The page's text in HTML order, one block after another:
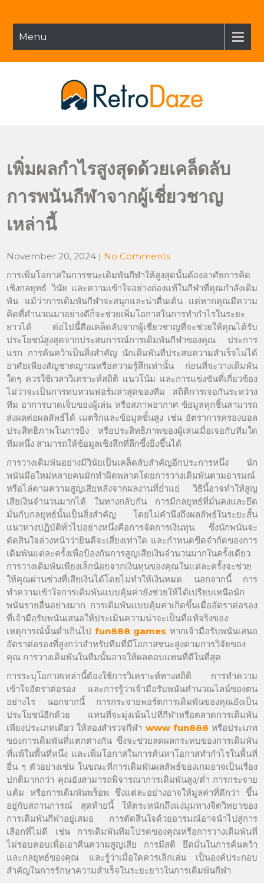
contentMenu
เพิ่มผลกำไรสูงสุดด้วยเคล็ดลับ
การพนันกีฬาจากผู้เชี่ยวชาญ
เหล่านี้
November 20, 2024 | No Comments
การเพิ่มโอกาสในการชนะเดิมพันกีฬาให้สูงสุดนั้นต้องอาศัยการคิด
เชิงกลยุทธ์ วินัย และความเข้าใจอย่างถ่องแท้ในกีฬาที่คุณกำลังเดิม
พัน แม้ว่าการเดิมพันกีฬาจะสนุกและน่าตื่นเต้น แต่หากคุณมีความ
คิดที่คำนวณมาอย่างดีก็จะช่วยเพิ่มโอกาสในการทำกำไรในระยะ
ยาวได้ ต่อไปนี้คือเคล็ดลับจากผู้เชี่ยวชาญที่จะช่วยให้คุณได้รับ
ประโยชน์สูงสุดจากประสบการณ์การเดิมพันกีฬาของคุณ ประการ
แรก การค้นคว้าเป็นสิ่งสำคัญ นักเดิมพันที่ประสบความสำเร็จไม่ได้
อาศัยเพียงสัญชาตญาณหรือความรู้สึกเท่านั้น ก่อนที่จะวางเดิมพัน
ใดๆ ควรใช้เวลาวิเคราะห์สถิติ แนวโน้ม และการแข่งขันที่เกี่ยวข้อง
ไม่ว่าจะเป็นการทบทวนฟอร์มล่าสุดของทีม สถิติการเจอกันระหว่าง
ทีม อาการบาดเจ็บของผู้เล่น หรือสภาพอากาศ ข้อมูลทุกชิ้นสามารถ
ส่งผลต่อผลลัพธ์ได้ เมตริกและข้อมูลขั้นสูง เช่น อัตราการครองบอล
ประสิทธิภาพในการยิง หรือประสิทธิภาพของผู้เล่นเมื่อเจอกับทีมใด
ทีมหนึ่ง สามารถให้ข้อมูลเชิงลึกที่ลึกซึ้งยิ่งขึ้นได้
การวางเดิมพันอย่างมีวินัยเป็นเคล็ดลับสำคัญอีกประการหนึ่ง นัก
พนันมือใหม่หลายคนมักทำผิดพลาดโดยการวางเดิมพันตามอารมณ์
หรือไล่ตามความสูญเสียหลังจากผลงานที่ย่ำแย่ วิธีนี้อาจทำให้สูญ
เสียเงินจำนวนมากได้ ในทางกลับกัน การมีกลยุทธ์ที่มั่นคงและยึด
มั่นกับกลยุทธ์นั้นเป็นสิ่งสำคัญ โดยไม่คำนึงถึงผลลัพธ์ในระยะสั้น
แนวทางปฏิบัติทั่วไปอย่างหนึ่งคือการจัดการเงินทุน ซึ่งนักพนันจะ
ตัดสินใจล่วงหน้าว่ายินดีจะเสี่ยงเท่าใด และกำหนดขีดจำกัดของการ
เดิมพันแต่ละครั้งเพื่อป้องกันการสูญเสียเงินจำนวนมากในครั้งเดียว
การวางเดิมพันเพียงเล็กน้อยจากเงินทุนของคุณในแต่ละครั้งจะช่วย
ให้คุณผ่านช่วงที่เสียเงินได้โดยไม่ทำให้เงินหมด นอกจากนี้ การ
ทำความเข้าใจการเดิมพันแบบคุ้มค่ายังช่วยให้ได้เปรียบเหนือนัก
พนันรายอื่นอย่างมาก การเดิมพันแบบคุ้มค่าเกิดขึ้นเมื่ออัตราต่อรอง
ที่เจ้ามือรับพนันเสนอให้ประเมินความน่าจะเป็นที่แท้จริงของ
เหตุการณ์นั้นต่ำเกินไป fun888 games หากเจ้ามือรับพนันเสนอ
อัตราต่อรองที่สูงกว่าสำหรับทีมที่มีโอกาสชนะสูงตามการวิจัยของ
คุณ การวางเดิมพันในทีมนั้นอาจให้ผลตอบแทนที่ดีในที่สุด
การระบุโอกาสเหล่านี้ต้องใช้การวิเคราะห์ทางสถิติ การทำความ
เข้าใจอัตราต่อรอง และการรู้ว่าเจ้ามือรับพนันคำนวณไลน์ของตน
อย่างไร นอกจากนี้ การกระจายพอร์ตการเดิมพันของคุณยังเป็น
ประโยชน์อีกด้วย แทนที่จะมุ่งเน้นไปที่กีฬาหรือตลาดการเดิมพัน
เพียงประเภทเดียว ให้ลองสำรวจกีฬา www fun888 หรือประเภท
ของการเดิมพันที่แตกต่างกัน ซึ่งจะช่วยลดผลกระทบของการเดิมพัน
ที่แพ้ในพื้นที่หนึ่ง และเพิ่มโอกาสในการค้นหาโอกาสทำกำไรในพื้นที่
อื่น ๆ ตัวอย่างเช่น ในขณะที่การเดิมพันผลลัพธ์ของเกมอาจเป็นเรื่อง
ปกติมากกว่า คุณยังสามารถพิจารณาการเดิมพันสูง/ต่ำ การกระจาย
แต้ม หรือการเดิมพันพร็อพ ซึ่งแต่ละอย่างอาจให้มูลค่าที่ดีกว่า ขึ้น
อยู่กับสถานการณ์ สุดท้ายนี้ ให้ตระหนักถึงแง่มุมทางจิตวิทยาของ
การเดิมพันกีฬาอยู่เสมอ การตัดสินใจด้วยอารมณ์อาจนำไปสู่การ
เลือกที่ไม่ดี เช่น การเดิมพันทีมโปรดของคุณหรือการวางเดิมพันที่
ไม่รอบคอบเพื่อเอาคืนความสูญเสีย การมีสติ ยึดมั่นในการค้นคว้า
และกลยุทธ์ของคุณ และรู้ว่าเมื่อใดควรเลิกเล่น เป็นองค์ประกอบ
สำคัญในการรักษาความสำเร็จในระยะยาวในการเดิมพันกีฬา